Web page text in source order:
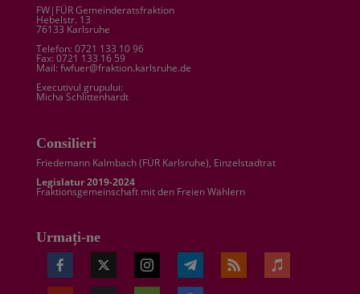
FW|FÜR Gemeinderatsfraktion
Hebelstr. 13
76133 Karlsruhe
Telefon: 0721 133 10 96
Fax: 0721 133 16 59
Mail: fwfuer@fraktion.karlsruhe.de
Executivul grupului:
Micha Schlittenhardt
Consilieri
Friedemann Kalmbach (FÜR Karlsruhe), Einzelstadtrat
Legislatur 2019-2024
Fraktionsgemeinschaft mit den Freien Wählern
Urmați-ne